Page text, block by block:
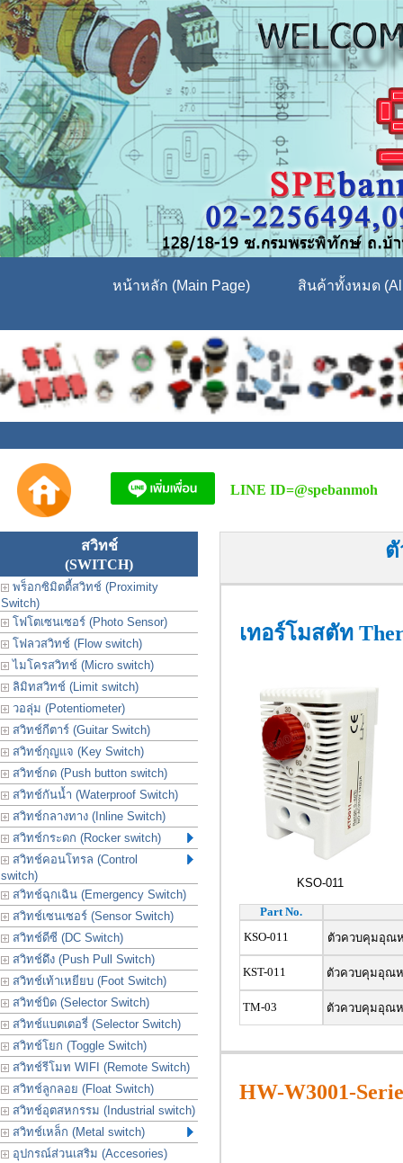
หน้าหลัก (Main Page) สินค้าทั้งหมด
LINE ID=@spebanmoh
สวิทช์
(SWITCH)
พร็อกซิมิตตี้สวิทช์ (Proximity
Switch)
โฟโตเซนเซอร์ (Photo Sensor)
โฟลวสวิทช์ (Flow switch)
ไมโครสวิทช์ (Micro switch)
ลิมิทสวิทช์ (Limit switch)
วอลุ่ม (Potentiometer)
สวิทช์กีตาร์ (Guitar Switch)
สวิทช์กุญแจ (Key Switch)
สวิทช์กด (Push button switch)
สวิทช์กันน้ำ (Waterproof Switch)
สวิทช์กลางทาง (Inline Switch)
สวิทช์กระดก (Rocker switch)
สวิทช์คอนโทรล (Control
switch)
สวิทช์ฉุกเฉิน (Emergency Switch)
สวิทช์เซนเซอร์ (Sensor Switch)
สวิทช์ดีซี (DC Switch)
สวิทช์ดึง (Push Pull Switch)
สวิทช์เท้าเหยียบ (Foot Switch)
สวิทช์บิด (Selector Switch)
สวิทช์แบตเตอรี่ (Selector Switch)
สวิทช์โยก (Toggle Switch)
สวิทช์รีโมท WIFI (Remote Switch)
สวิทช์ลูกลอย (Float Switch)
สวิทช์อุตสหกรรม (Industrial switch)
สวิทช์เหล็ก (Metal switch)
อุปกรณ์ส่วนเสริม (Accesories)
ตั
เทอร์โมสตัท
KSO-011
Part No.
KSO-011
ตัวควบคุมอุณห
KST-011 ตัวควบคุมอุณห
TM-03 ตัวควบคุมอุณห
HW-W3001-